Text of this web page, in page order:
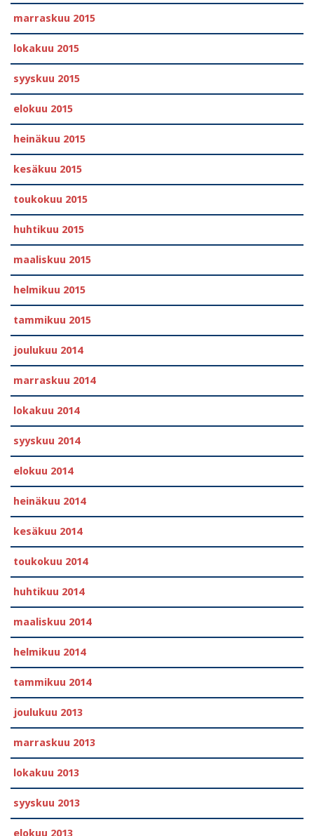
marraskuu 2015
lokakuu 2015
syyskuu 2015
elokuu 2015
heinäkuu 2015
kesäkuu 2015
toukokuu 2015
huhtikuu 2015
maaliskuu 2015
helmikuu 2015
tammikuu 2015
joulukuu 2014
marraskuu 2014
lokakuu 2014
syyskuu 2014
elokuu 2014
heinäkuu 2014
kesäkuu 2014
toukokuu 2014
huhtikuu 2014
maaliskuu 2014
helmikuu 2014
tammikuu 2014
joulukuu 2013
marraskuu 2013
lokakuu 2013
syyskuu 2013
elokuu 2013